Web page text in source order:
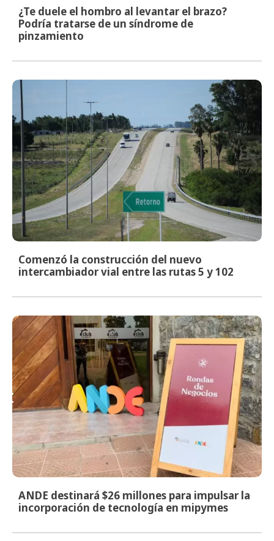
¿Te duele el hombro al levantar el brazo?
Podría tratarse de un síndrome de
pinzamiento
Comenzó la construcción del nuevo
intercambiador vial entre las rutas 5 y 102
ANDE destinará $26 millones para impulsar la
incorporación de tecnología en mipymes